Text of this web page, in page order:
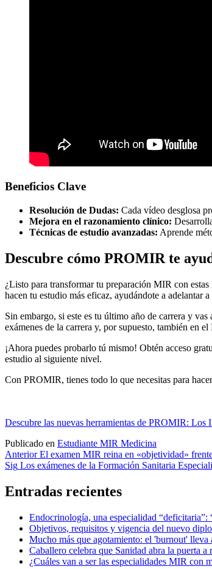
Beneficios Clave
Resolución de Dudas: Cada vídeo desglosa
Mejora en el razonamiento clínico:
Técnicas de estudio avanzadas: Aprende
Descubre cómo PROMIR te
¿Listo para transformar tu preparación MIR con
hacen tu estudio más eficaz, ayudándote a adelantar
Sin embargo, si este es tu último año de carrera y
exámenes de la carrera y, por supuesto, también en
¡Ahora puedes probarlo tú mismo! Obtén acceso
estudio al siguiente nivel.
Con PROMIR, tienes todo lo que necesitas para
Descubre las nuevas herramientas de PROMIR:
Publicado en Estudiante MIR Medicina
Navegación
de
entradas
Anterior El examen MIR reina en «objetividad»
Sig Los exámenes de la Formación Sanitaria
Entradas recientes
Endocrinología, una especialidad “deficitaria”:
Objetivos, requisitos y vigencia del nuevo
Mucho más que agotamiento: el 'burnout'
Caballero celebra que Sanidad abra la puerta
¿Cuáles van a ser las especialidades MIR con